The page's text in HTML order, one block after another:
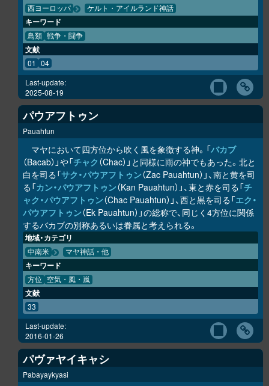
西ヨーロッパ ケルト・アイルランド神話
キーワード
鳥類 戦争・闘争
文献
01 04
Last-update:
2025-08-19
パウアフトゥン
Pauahtun
マヤにおいて四方位から吹く風を象徴する神。「バカブ
（Bacab）」や「チャク （Chac）」と同様に雨の神でもあった。北と
白を司る「サク・パウアフトゥン（Zac Pauahtun）」、南と黄を司
る「カン・パウアフトゥン（Kan Pauahtun）」、東と赤を司る「チ
ャク・パウアフトゥン（Chac Pauahtun）」、西と黒を司る「エク・
パウアフトゥン（Ek Pauahtun）」の総称で、同じく4方位に関係
するバカブの別称あるいは眷属と考えられる。
地域・カテゴリ
中南米 マヤ神話・他
キーワード
方位 空気・風・嵐
文献
33
Last-update:
2016-01-26
パヴァヤイキャシ
Pabayaykyasi